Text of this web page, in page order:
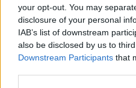
your opt-out. You may
disclosure of your personal
IAB’s list of downstream
also be disclosed by us to
Downstream Participants that